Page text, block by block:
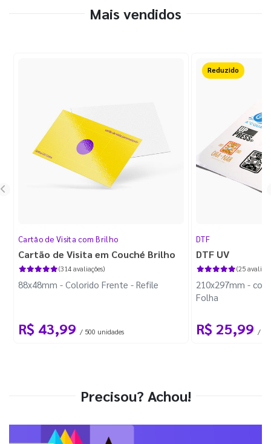
Mais vendidos
Cartão de Visita com Brilho
Cartão de Visita em Couché Brilho
(314 avaliações)
88x48mm - Colorido Frente - Refile
R$ 43,99 / 500 unidades
Reduzido
DTF
DTF UV
(25
210x297mm -
Folha
R$ 25,99 / 1
Precisou? Achou!